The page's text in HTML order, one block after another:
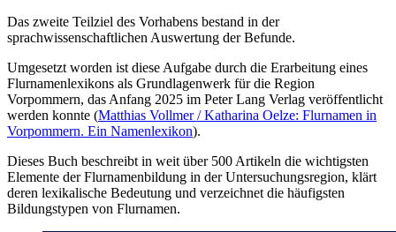
Das zweite Teilziel des Vorhabens bestand in der
sprachwissenschaftlichen Auswertung der Befunde.
Umgesetzt worden ist diese Aufgabe durch die Erarbeitung eines
Flurnamenlexikons als Grundlagenwerk für die Region
Vorpommern, das Anfang 2025 im Peter Lang Verlag veröffentlicht
werden konnte (Matthias Vollmer / Katharina Oelze: Flurnamen in
Vorpommern. Ein Namenlexikon).
Dieses Buch beschreibt in weit über 500 Artikeln die wichtigsten
Elemente der Flurnamenbildung in der Untersuchungsregion, klärt
deren lexikalische Bedeutung und verzeichnet die häufigsten
Bildungstypen von Flurnamen.